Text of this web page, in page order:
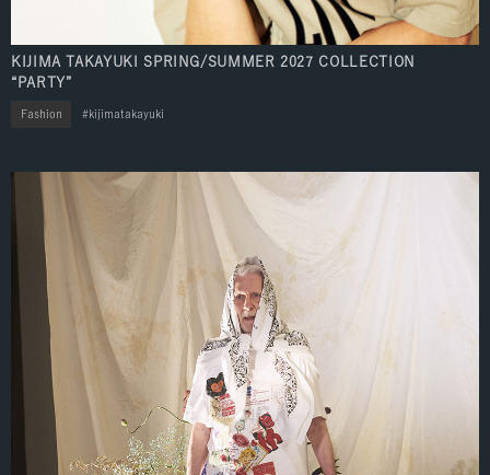
KIJIMA TAKAYUKI SPRING/SUMMER 2027 COLLECTION
“PARTY”
Fashion kijimatakayuki